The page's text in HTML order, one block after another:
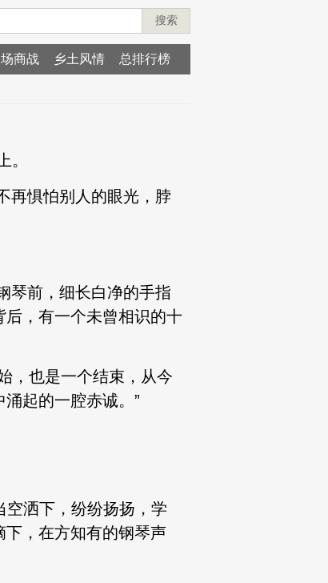
搜索
商战 乡土风情 总排行榜
。
再惧怕别人的眼光，脖
琴前，细长白净的手指
，有一个未曾相识的十
，也是一个结束，从今
起的一腔赤诚。”
空洒下，纷纷扬扬，学
，在方知有的钢琴声